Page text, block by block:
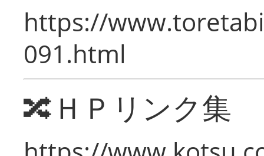
https://
091.html
🔀ＨＰリンク集